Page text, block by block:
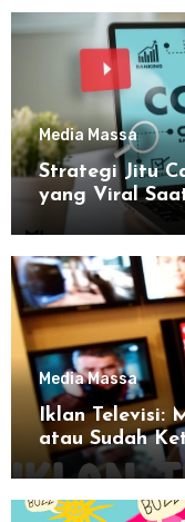
Media Massa
Strategi Jitu
yang Viral
Media Massa
Iklan Televisi:
atau Sudah